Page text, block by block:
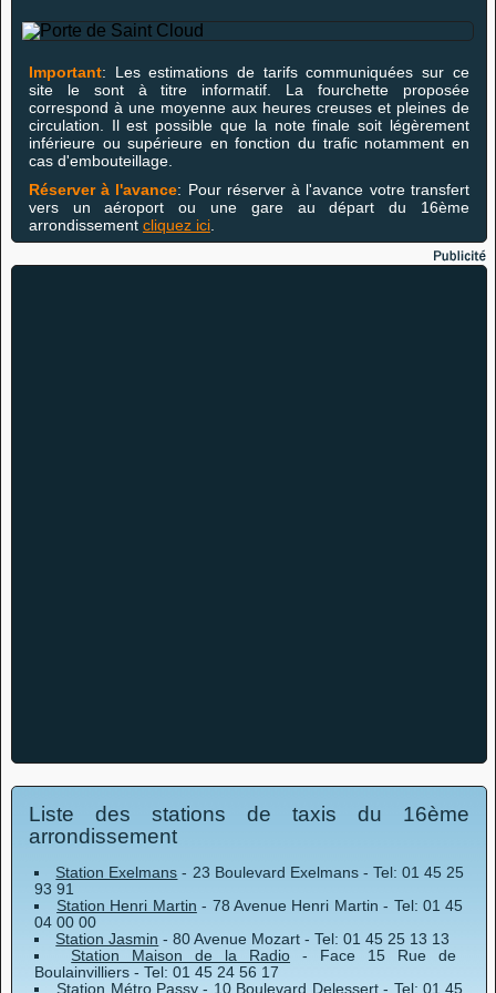
Important: Les estimations de tarifs communiquées sur ce
site le sont à titre informatif. La fourchette proposée
correspond à une moyenne aux heures creuses et pleines de
circulation. Il est possible que la note finale soit légèrement
inférieure ou supérieure en fonction du trafic notamment en
cas d'embouteillage.
Réserver à l'avance: Pour réserver à l'avance votre transfert
vers un aéroport ou une gare au départ du 16ème
arrondissement cliquez ici.
Liste des stations de taxis du 16ème
arrondissement
Station Exelmans - 23 Boulevard Exelmans - Tel: 01 45 25
93 91
Station Henri Martin - 78 Avenue Henri Martin - Tel: 01 45
04 00 00
Station Jasmin - 80 Avenue Mozart - Tel: 01 45 25 13 13
Station Maison de la Radio - Face 15 Rue de
Boulainvilliers - Tel: 01 45 24 56 17
Station Métro Passy - 10 Boulevard Delessert - Tel: 01 45